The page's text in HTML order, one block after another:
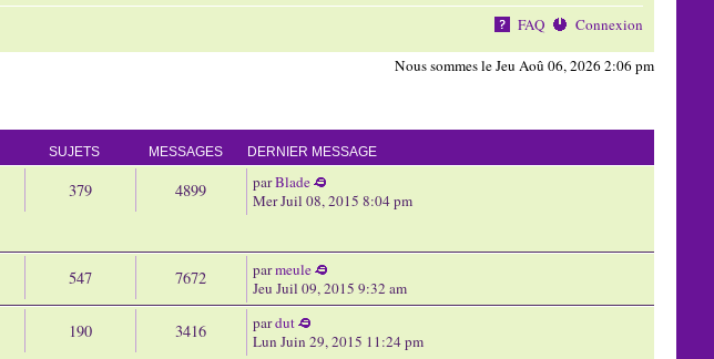
FAQ Connexion
Nous sommes le Jeu Aoû 06, 2026 2:06 pm
SUJETS MESSAGES DERNIER MESSAGE
379 4899 parBlade
Mer Juil 08, 2015 8:04 pm
547 7672 parmeule
Jeu Juil 09, 2015 9:32 am
190 3416 pardut
Lun Juin 29, 2015 11:24 pm